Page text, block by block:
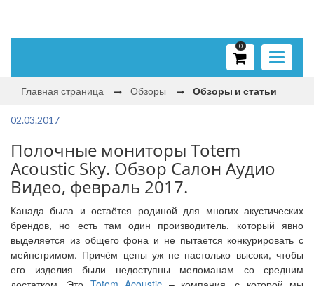
Toggle
0
Главная страница Обзоры Обзоры и статьи
02.03.2017
Полочные мониторы Totem
Acoustic Sky. Обзор Салон Аудио
Видео, февраль 2017.
Канада была и остаётся родиной для многих акустических
брендов, но есть там один производитель, который явно
выделяется из общего фона и не пытается конкурировать с
мейнстримом. Причём цены уж не настолько высоки, чтобы
его изделия были недоступны меломанам со средним